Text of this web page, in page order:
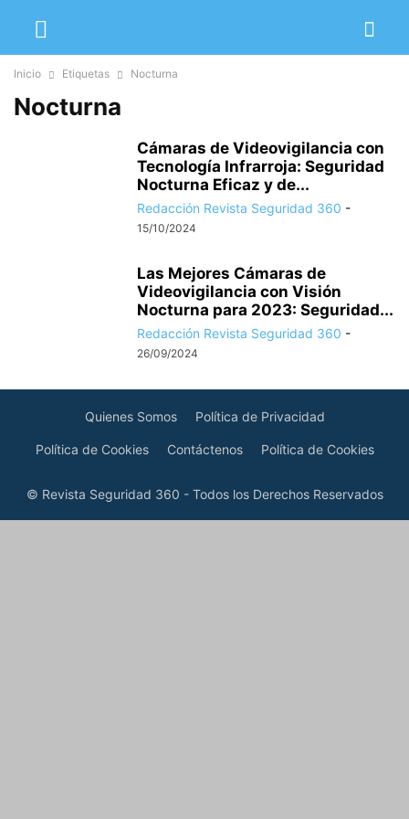
Inicio Etiquetas Nocturna
Nocturna
Cámaras de Videovigilancia con
Tecnología Infrarroja: Seguridad
Nocturna Eficaz y de...
Redacción Revista Seguridad 360 -
15/10/2024
Las Mejores Cámaras de
Videovigilancia con Visión
Nocturna para 2023: Seguridad...
Redacción Revista Seguridad 360 -
26/09/2024
Quienes Somos Política de Privacidad
Política de Cookies Contáctenos Política de Cookies
© Revista Seguridad 360 - Todos los Derechos Reservados